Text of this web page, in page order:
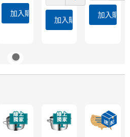
加入購物車
加入購物車
加入購物